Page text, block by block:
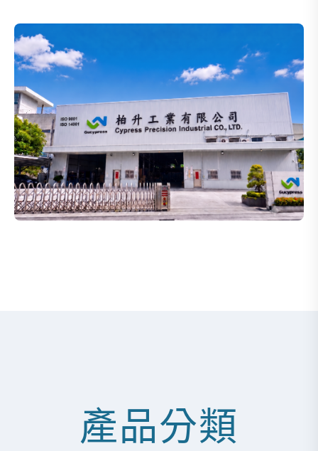
產品分類